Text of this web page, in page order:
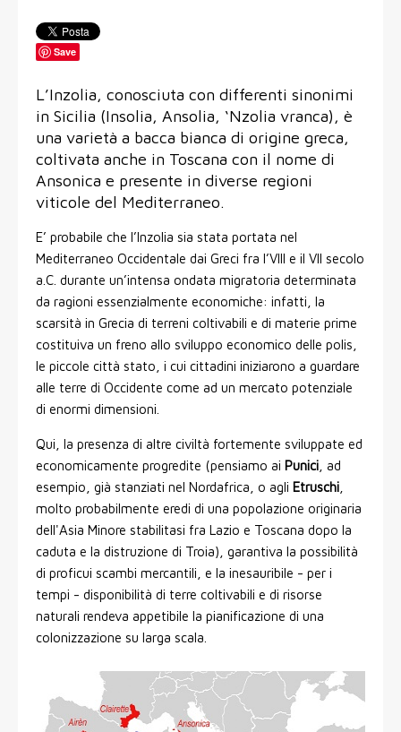
Save
L’Inzolia, conosciuta con differenti sinonimi
in Sicilia (Insolia, Ansolia, ‘Nzolia vranca), è
una varietà a bacca bianca di origine greca,
coltivata anche in Toscana con il nome di
Ansonica e presente in diverse regioni
viticole del Mediterraneo.
E’ probabile che l’Inzolia sia stata portata nel
Mediterraneo Occidentale dai Greci fra l’VIII e il VII secolo
a.C. durante un’intensa ondata migratoria determinata
da ragioni essenzialmente economiche: infatti, la
scarsità in Grecia di terreni coltivabili e di materie prime
costituiva un freno allo sviluppo economico delle polis,
le piccole città stato, i cui cittadini iniziarono a guardare
alle terre di Occidente come ad un mercato potenziale
di enormi dimensioni.
Qui, la presenza di altre civiltà fortemente sviluppate ed
economicamente progredite (pensiamo ai Punici, ad
esempio, già stanziati nel Nordafrica, o agli Etruschi,
molto probabilmente eredi di una popolazione originaria
dell'Asia Minore stabilitasi fra Lazio e Toscana dopo la
caduta e la distruzione di Troia), garantiva la possibilità
di proficui scambi mercantili, e la inesauribile - per i
tempi - disponibilità di terre coltivabili e di risorse
naturali rendeva appetibile la pianificazione di una
colonizzazione su larga scala.